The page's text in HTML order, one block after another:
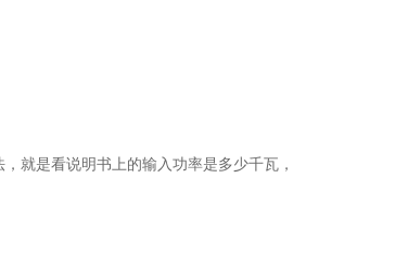
就是看说明书上的输入功率是多少千瓦，